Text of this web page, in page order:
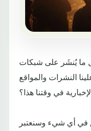
ما يُنشَر على شبكات
النشرات والمواقع
في وقتنا هذا؟
في أي شيء وسنعتبر